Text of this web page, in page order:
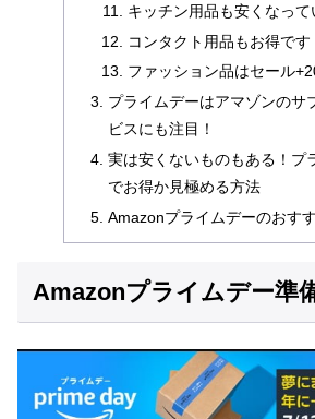
キッチン用品も安くなって
コンタクト用品もお得です
ファッション品はセール
プライムデーはアマゾンのサ
ビスにも注目！
実は安くないものもある！プ
でお得か見極める方法
Amazonプライムデーのおす
Amazonプライムデー準